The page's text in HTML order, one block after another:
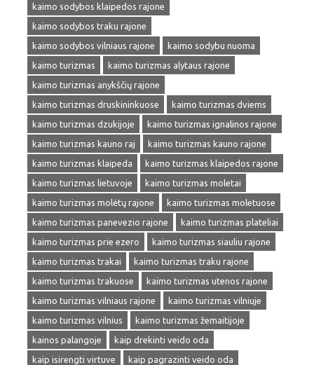
kaimo sodybos klaipedos rajone
kaimo sodybos traku rajone
kaimo sodybos vilniaus rajone
kaimo sodybu nuoma
kaimo turizmas
kaimo turizmas alytaus rajone
kaimo turizmas anykščių rajone
kaimo turizmas druskininkuose
kaimo turizmas dviems
kaimo turizmas dzukijoje
kaimo turizmas ignalinos rajone
kaimo turizmas kauno raj
kaimo turizmas kauno rajone
kaimo turizmas klaipeda
kaimo turizmas klaipedos rajone
kaimo turizmas lietuvoje
kaimo turizmas moletai
kaimo turizmas molėtų rajone
kaimo turizmas moletuose
kaimo turizmas panevezio rajone
kaimo turizmas plateliai
kaimo turizmas prie ezero
kaimo turizmas siauliu rajone
kaimo turizmas trakai
kaimo turizmas traku rajone
kaimo turizmas trakuose
kaimo turizmas utenos rajone
kaimo turizmas vilniaus rajone
kaimo turizmas vilniuje
kaimo turizmas vilnius
kaimo turizmas žemaitijoje
kainos palangoje
kaip drekinti veido oda
kaip isirengti virtuve
kaip pagrazinti veido oda